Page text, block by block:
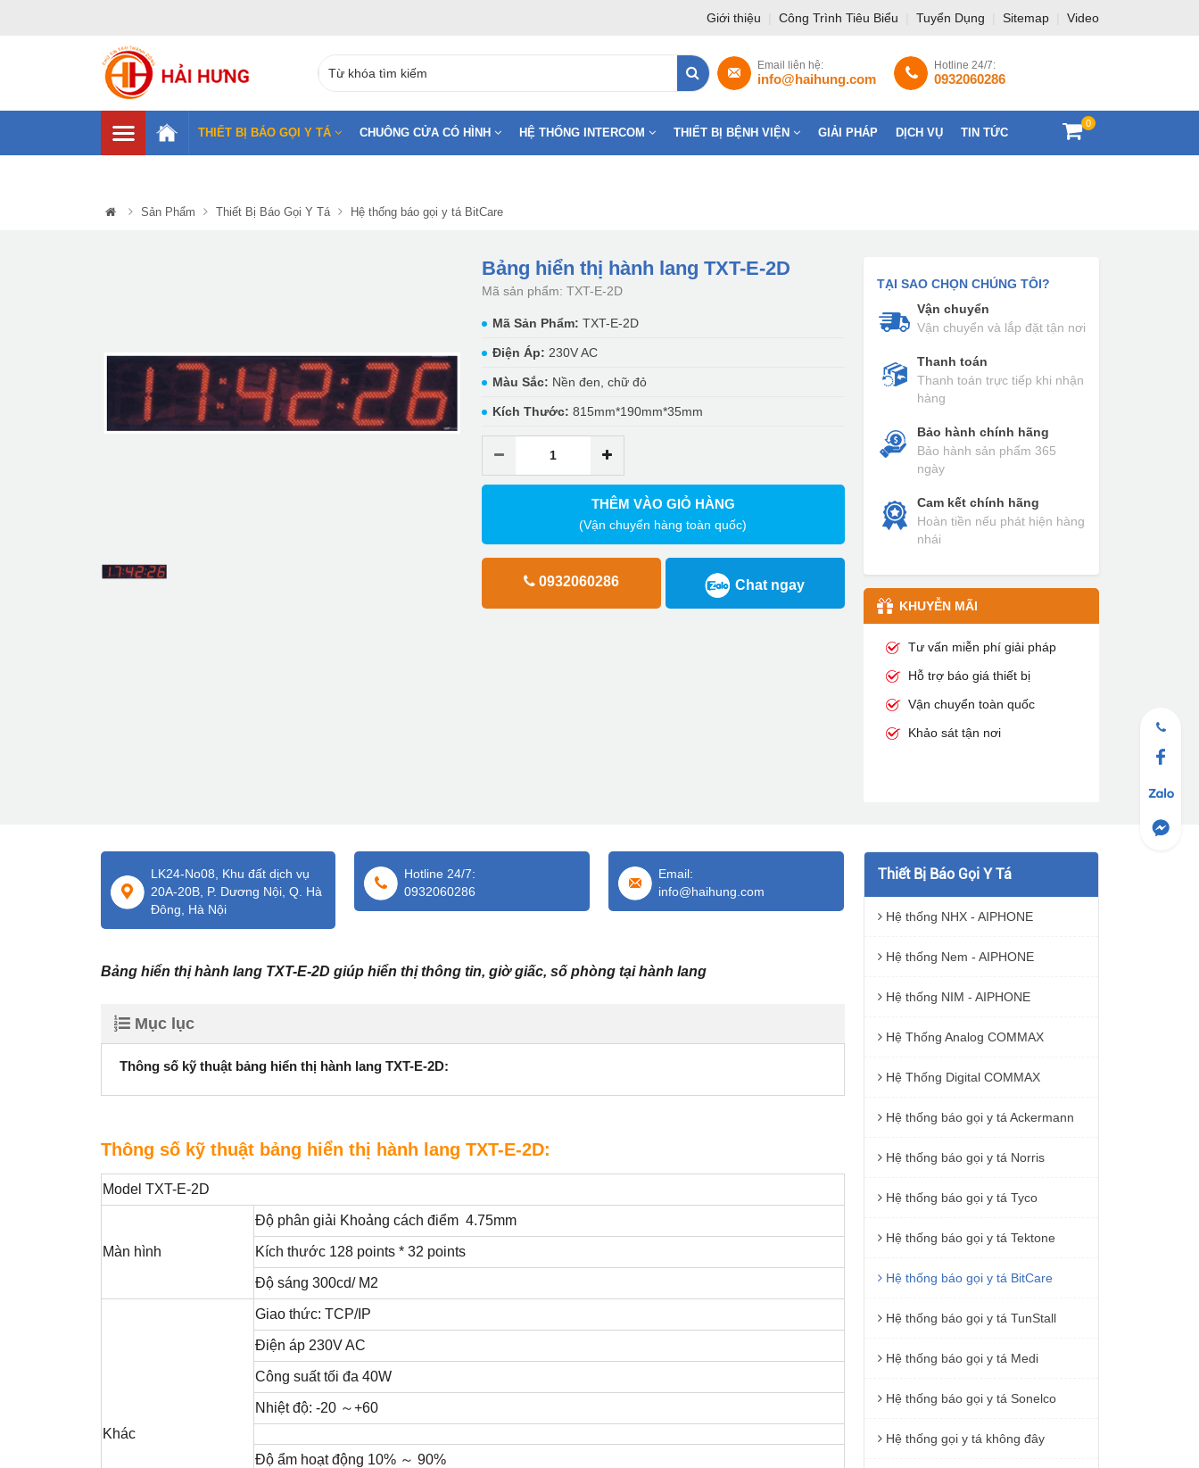
Giới thiệu Công Trình Tiêu Biểu Tuyển Dụng Sitemap Video
Hotline 24/7:
0932060286
Email liên hệ:
info@haihung.com
0
THIẾT BỊ BÁO GỌI Y TÁ CHUÔNG CỬA CÓ HÌNH HỆ THỐNG INTERCOM THIẾT BỊ BỆNH VIỆN GIẢI PHÁP DỊCH VỤ TIN TỨC
Sản Phẩm Thiết Bị Báo Gọi Y Tá Hệ thống báo gọi y tá BitCare
Bảng hiển thị hành lang TXT-E-2D
Mã sản phẩm: TXT-E-2D
Mã Sản Phẩm: TXT-E-2D
Điện Áp: 230V AC
Màu Sắc: Nền đen, chữ đỏ
Kích Thước: 815mm*190mm*35mm
THÊM VÀO GIỎ HÀNG
(Vận chuyển hàng toàn quốc)
0932060286 Chat ngay
TẠI SAO CHỌN CHÚNG TÔI?
Vận chuyển
Vận chuyển và lắp đặt tận nơi
Thanh toán
Thanh toán trực tiếp khi nhận
hàng
Bảo hành chính hãng
Bảo hành sản phẩm 365
ngày
Cam kết chính hãng
Hoàn tiền nếu phát hiện hàng
nhái
KHUYỄN MÃI
Tư vấn miễn phí giải pháp
Hỗ trợ báo giá thiết bị
Vận chuyển toàn quốc
Khảo sát tận nơi
LK24-No08, Khu đất dịch vụ
20A-20B, P. Dương Nội, Q. Hà
Đông, Hà Nội
Hotline 24/7:
0932060286
Email:
info@haihung.com
Bảng hiển thị hành lang TXT-E-2D giúp hiển thị thông tin, giờ giấc, số phòng tại hành lang
Mục lục
Thông số kỹ thuật bảng hiển thị hành lang TXT-E-2D:
Thông số kỹ thuật bảng hiển thị hành lang TXT-E-2D:
Model TXT-E-2D
Màn hình
Độ phân giải Khoảng cách điểm 4.75mm
Kích thước 128 points * 32 points
Độ sáng 300cd/ M2
Khác
Giao thức: TCP/IP
Điện áp 230V AC
Công suất tối đa 40W
Nhiệt độ: -20 ～+60
Độ ẩm hoạt động 10% ～ 90%
Thiết Bị Báo Gọi Y Tá
Hệ thống NHX - AIPHONE
Hệ thống Nem - AIPHONE
Hệ thống NIM - AIPHONE
Hệ Thống Analog COMMAX
Hệ Thống Digital COMMAX
Hệ thống báo gọi y tá Ackermann
Hệ thống báo gọi y tá Norris
Hệ thống báo gọi y tá Tyco
Hệ thống báo gọi y tá Tektone
Hệ thống báo gọi y tá BitCare
Hệ thống báo gọi y tá TunStall
Hệ thống báo gọi y tá Medi
Hệ thống báo gọi y tá Sonelco
Hệ thống gọi y tá không đây